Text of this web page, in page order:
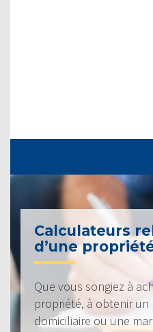
Calculateurs
d’une
Que vous songiez à
propriété, à obtenir
domiciliaire ou une